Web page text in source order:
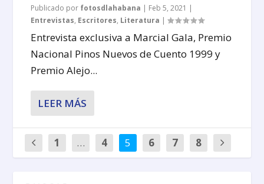
Publicado por fotosdlahabana | Feb 5, 2021 |
Entrevistas, Escritores, Literatura |
Entrevista exclusiva a Marcial Gala, Premio
Nacional Pinos Nuevos de Cuento 1999 y
Premio Alejo...
LEER MÁS
1 … 4 5 6 7 8